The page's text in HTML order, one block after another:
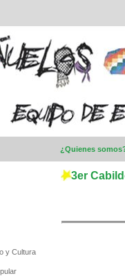
¿Quienes
y Cultura
3er